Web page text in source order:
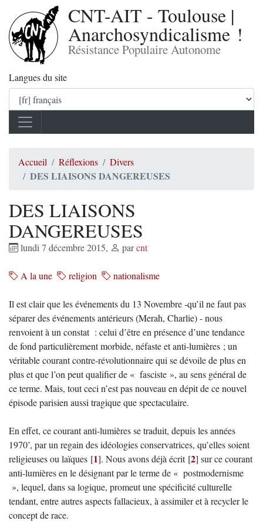
CNT-AIT - Toulouse |
Anarchosyndicalisme !
Résistance Populaire Autonome
Langues du site
Accueil Réflexions Divers
DES LIAISONS DANGEREUSES
DES LIAISONS
DANGEREUSES
lundi 7 décembre 2015, parcnt
A la une religion nationalisme
Il est clair que les événements du 13 Novembre -qu’il ne faut pas
séparer des événements antérieurs (Merah, Charlie) - nous
renvoient à un constat : celui d’être en présence d’une tendance
de fond particulièrement morbide, néfaste et anti-lumières ; un
véritable courant contre-révolutionnaire qui se dévoile de plus en
plus et que l’on peut qualifier de « fasciste », au sens général de
ce terme. Mais, tout ceci n’est pas nouveau en dépit de ce nouvel
épisode parisien aussi tragique que spectaculaire.
En effet, ce courant anti-lumières se traduit, depuis les années
1970’, par un regain des idéologies conservatrices, qu’elles soient
religieuses ou laïques [1]. Nous avons déjà écrit[2] sur ce courant
anti-lumières en le désignant par le terme de « postmodernisme
», lequel, dans sa logique, promeut une spécificité culturelle
tendant, entre autres aspects fallacieux, à assimiler et à recycler le
concept de race.